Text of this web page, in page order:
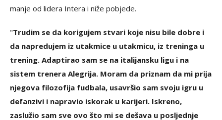
manje od lidera Intera i niže pobjede.
"Trudim se da korigujem stvari koje nisu bile dobre i
da napredujem iz utakmice u utakmicu, iz treninga u
trening. Adaptirao sam se na italijansku ligu i na
sistem trenera Alegrija. Moram da priznam da mi prija
njegova filozofija fudbala, usavršio sam svoju igru u
defanzivi i napravio iskorak u karijeri. Iskreno,
zaslužio sam sve ovo što mi se dešava u posljednje